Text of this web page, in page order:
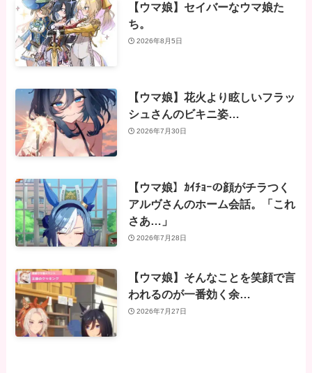
【ウマ娘】セイバーなウマ娘た
ち。
2026年8月5日
【ウマ娘】花火より眩しいフラッ
シュさんのビキニ姿…
2026年7月30日
【ウマ娘】ｶｲﾁｮｰの顔がチラつく
アルヴさんのホーム会話。「これ
さあ…」
2026年7月28日
【ウマ娘】そんなことを笑顔で言
われるのが一番効く余…
2026年7月27日